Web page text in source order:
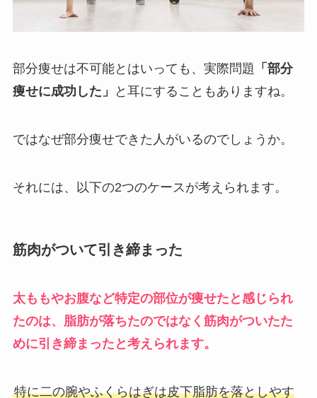
部分痩せは不可能とはいっても、実際問題 「部分
痩せに成功した」
と耳にすることもありますね。
ではなぜ部分痩せできた人がいるのでしょうか。
それには、以下の2つのケースが考えられます。
筋肉がついて引き締まった
太ももやお腹など特定の部位が痩せたと感じられ
たのは、脂肪が落ちたのではなく筋肉がついたた
めに引き締まったと考えられます。
特に二の腕やふくらはぎは皮下脂肪を落としやす